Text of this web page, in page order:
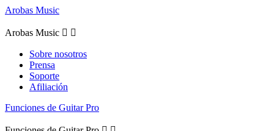
Arobas Music
Arobas Music  
Sobre nosotros
Prensa
Soporte
Afiliación
Funciones de Guitar Pro